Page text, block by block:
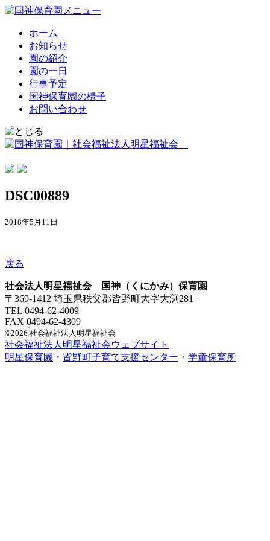
ホーム
お知らせ
園の紹介
園の一日
行事予定
国神保育園の様子
お問い合わせ
DSC00889
2018年5月11日
戻る
社会法人明星福祉会 国神（くにかみ）保育園
〒369-1412 埼玉県秩父郡皆野町大字大渕281
TEL 0494-62-4009
FAX 0494-62-4309
©2026 社会福祉法人明星福祉会
社会福祉法人明星福祉会ウェブサイト
明星保育園 ・ 皆野町子育て支援センター ・ 学童保育所